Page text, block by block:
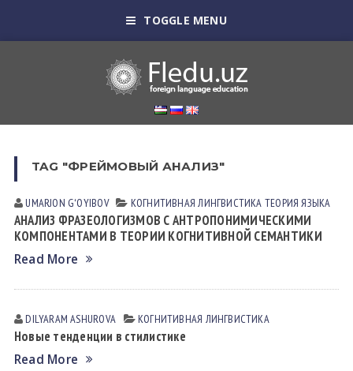
TOGGLE MENU
TAG "ФРЕЙМОВЫЙ АНАЛИЗ"
UMARJON GʻOYIBOV КОГНИТИВНАЯ ЛИНГВИСТИКА ТЕОРИЯ ЯЗЫКА
АНАЛИЗ ФРАЗЕОЛОГИЗМОВ С АНТРОПОНИМИЧЕСКИМИ
КОМПОНЕНТАМИ В ТЕОРИИ КОГНИТИВНОЙ СЕМАНТИКИ
Read More
DILYARAM АSHUROVА КОГНИТИВНАЯ ЛИНГВИСТИКА
Новые тенденции в стилистике
Read More